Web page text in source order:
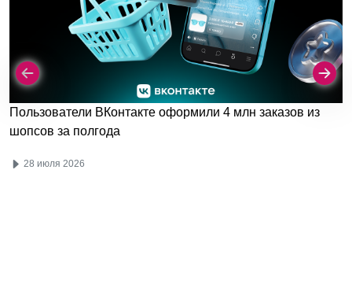
Пользователи ВКонтакте оформили 4 млн заказов из
шопсов за полгода
28 июля 2026